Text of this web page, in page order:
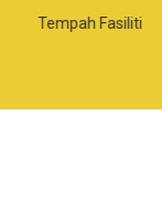
Tempah Fasiliti